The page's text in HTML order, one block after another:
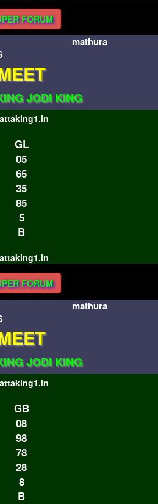
FORUM
mathura
JODI KING
GL
05
65
35
85
5
B
FORUM
mathura
JODI KING
GB
08
98
78
28
8
B